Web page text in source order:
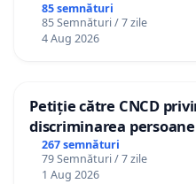
85 semnături
85 Semnături / 7 zile
4 Aug 2026
Petiție către CNCD
discriminarea
către utilizatorul TikTok
267 semnături
79 Semnături / 7 zile
1 Aug 2026